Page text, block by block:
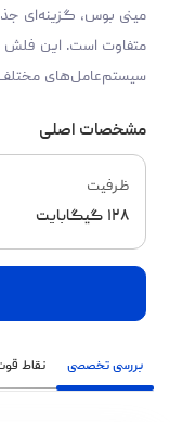
مینی بوس، گزینه‌ای
متفاوت است. این فلش
سیستم‌عامل‌های مختلف،
مشخصات اصلی
ظرفیت
۱۲۸ گیگابایت
بررسی تخصصی نقاط